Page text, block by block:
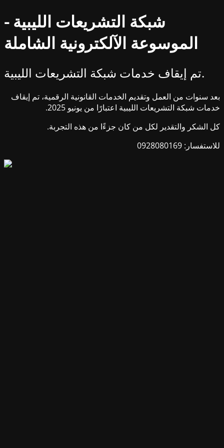
شبكة التشريعات الليبية -
الموسوعة الآلكترونية الشاملة
تم إيقاف خدمات شبكة التشريعات الليبية.
بعد سنوات من العمل وتقديم الخدمات القانونية الرقمية، تم إيقاف
خدمات شبكة التشريعات الليبية اعتبارًا من يونيو 2025.
كل الشكر والتقدير لكل من كان جزءًا من هذه التجربة.
للاستفسار: 0928080169